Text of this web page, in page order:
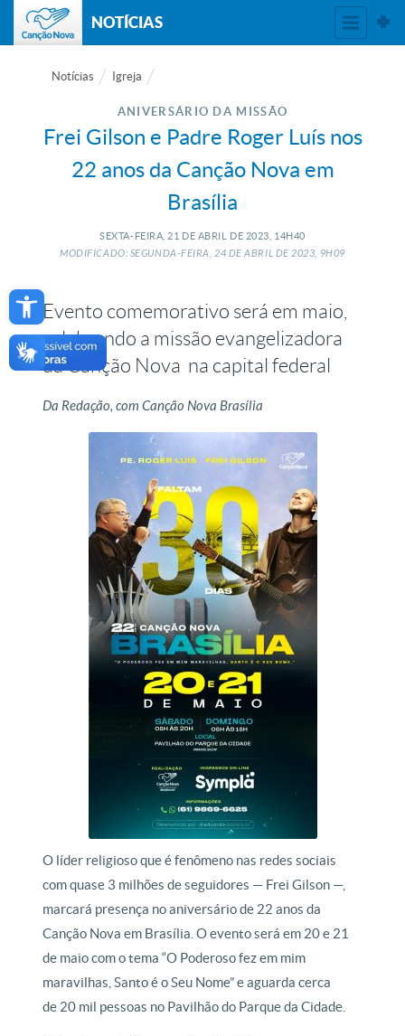
Open toolbar
NOTÍCIAS
Notícias Igreja
ANIVERSÁRIO DA MISSÃO
Frei Gilson e Padre Roger Luís nos
22 anos da Canção Nova em
Brasília
SEXTA-FEIRA, 21 DE ABRIL DE 2023, 14H40
MODIFICADO: SEGUNDA-FEIRA, 24 DEABRIL DE2023, 9H09
Evento comemorativo será em maio,
celebrando a missão evangelizadora
da Canção Nova na capital federal
Da Redação, com Canção Nova Brasília
O líder religioso que é fenômeno nas redes sociais
com quase 3 milhões de seguidores — Frei Gilson —,
marcará presença no aniversário de 22 anos da
Canção Nova em Brasília. O evento será em 20 e 21
de maio com o tema “O Poderoso fez em mim
maravilhas, Santo é o Seu Nome” e aguarda cerca
de 20 mil pessoas no Pavilhão do Parque da Cidade.